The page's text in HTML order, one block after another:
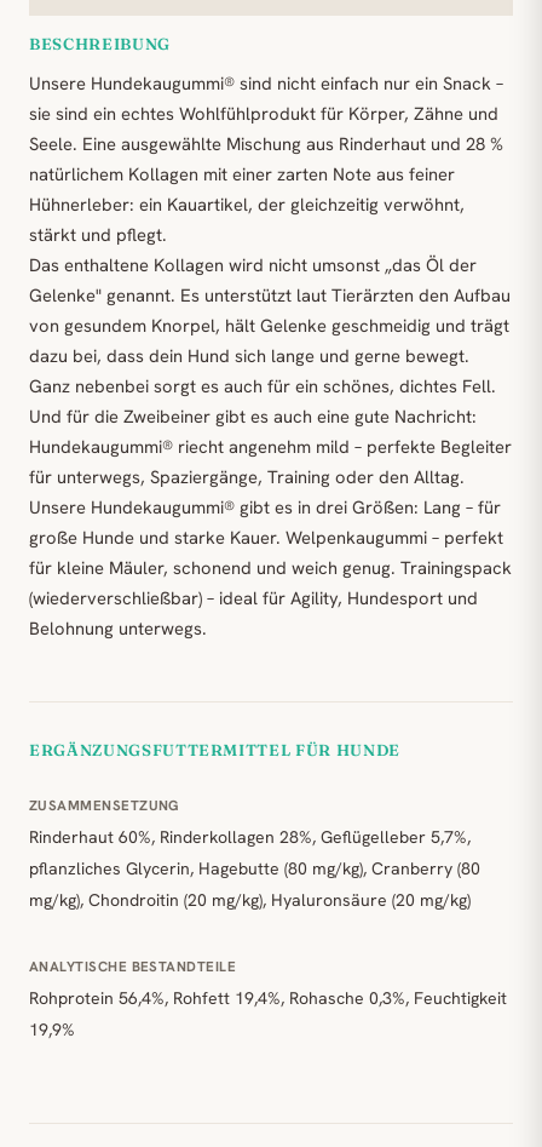
BESCHREIBUNG
Unsere Hundekaugummi® sind nicht einfach nur ein Snack –
sie sind ein echtes Wohlfühlprodukt für Körper, Zähne und
Seele. Eine ausgewählte Mischung aus Rinderhaut und 28 %
natürlichem Kollagen mit einer zarten Note aus feiner
Hühnerleber: ein Kauartikel, der gleichzeitig verwöhnt,
stärkt und pflegt.
Das enthaltene Kollagen wird nicht umsonst „das Öl der
Gelenke" genannt. Es unterstützt laut Tierärzten den Aufbau
von gesundem Knorpel, hält Gelenke geschmeidig und trägt
dazu bei, dass dein Hund sich lange und gerne bewegt.
Ganz nebenbei sorgt es auch für ein schönes, dichtes Fell.
Und für die Zweibeiner gibt es auch eine gute Nachricht:
Hundekaugummi® riecht angenehm mild – perfekte Begleiter
für unterwegs, Spaziergänge, Training oder den Alltag.
Unsere Hundekaugummi® gibt es in drei Größen: Lang – für
große Hunde und starke Kauer. Welpenkaugummi – perfekt
für kleine Mäuler, schonend und weich genug. Trainingspack
(wiederverschließbar) – ideal für Agility, Hundesport und
Belohnung unterwegs.
ERGÄNZUNGSFUTTERMITTEL FÜR HUNDE
ZUSAMMENSETZUNG
Rinderhaut 60%, Rinderkollagen 28%, Geflügelleber 5,7%,
pflanzliches Glycerin, Hagebutte (80 mg/kg), Cranberry (80
mg/kg), Chondroitin (20 mg/kg), Hyaluronsäure (20 mg/kg)
ANALYTISCHE BESTANDTEILE
Rohprotein 56,4%, Rohfett 19,4%, Rohasche 0,3%, Feuchtigkeit
19,9%